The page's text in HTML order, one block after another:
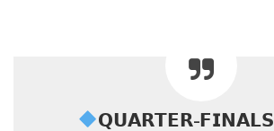
𝗤𝗨𝗔𝗥𝗧𝗘𝗥-𝗙𝗜𝗡𝗔𝗟𝗦